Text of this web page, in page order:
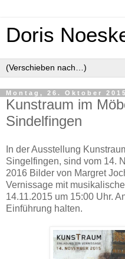
Doris
Montag, 26. Oktober 2015
Kunstraum im
Sindelfingen
In der Ausstellung
Singelfingen, sind vom 14.
2016 Bilder von Margret
Vernissage mit
14.11.2015 um 15:00 Uhr.
Einführung halten.